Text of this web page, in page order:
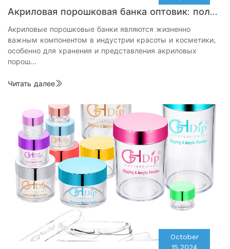
Акриловая порошковая банка оптовик: полно
е руководство по вашему бизнесу.
Акриловые порошковые банки являются жизненно
важным компонентом в индустрии красоты и косметики,
особенно для хранения и представления акриловых
порош…
Читать далее
October
15,2024